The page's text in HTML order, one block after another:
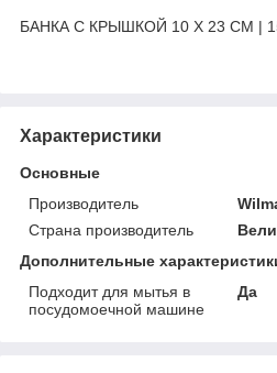
БАНКА С КРЫШКОЙ 10 X 23 CM |
Характеристики
Основные
Производитель
Страна производитель
Дополнительные
Подходит для мытья в
посудомоечной машине
Да